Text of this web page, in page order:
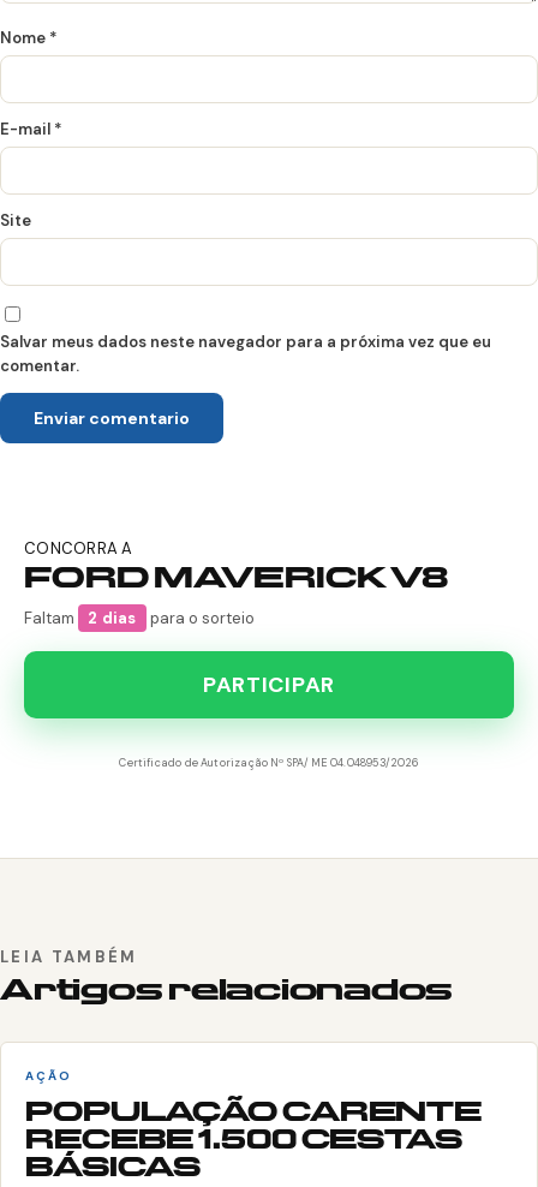
Nome *
E-mail *
Site
Salvar meus dados neste navegador para a próxima vez que eu
comentar.
CONCORRA A
FORD MAVERICK V8
Faltam 2 dias para o sorteio
PARTICIPAR
Certificado de Autorização Nº SPA/ME 04.048953/2026
LEIA TAMBÉM
Artigos relacionados
AÇÃO
POPULAÇÃO CARENTE
RECEBE 1.500 CESTAS
BÁSICAS